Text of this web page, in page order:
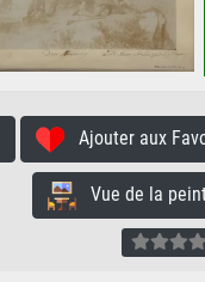
Ajouter aux
Vue de la